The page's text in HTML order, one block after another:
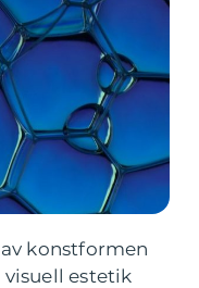
konstformen
estetik